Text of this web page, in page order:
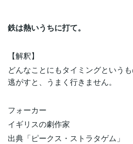
鉄は熱いうちに打て。
【解釈】
どんなことにもタイミングという
逃がすと、うまく行きません。
フォーカー
イギリスの劇作家
出典「ピークス・ストラタゲム」